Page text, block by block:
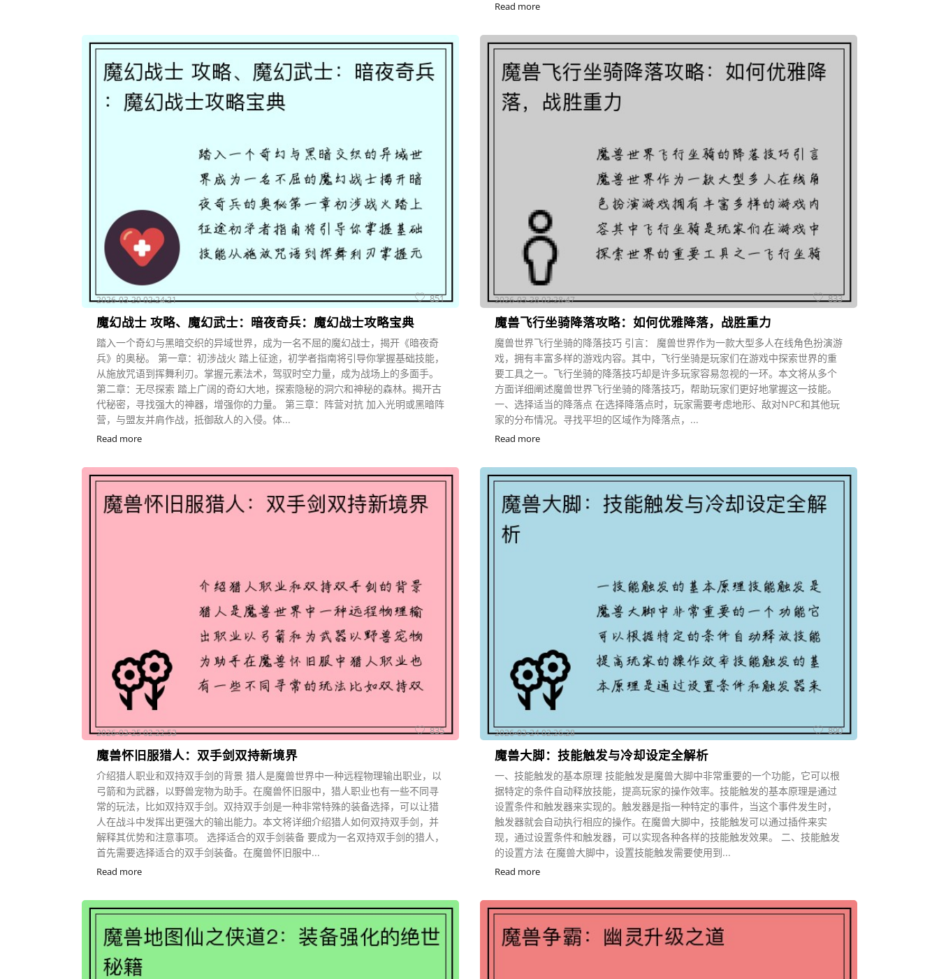
Read more
2026-03-29 02:24:21 851
魔幻战士 攻略、魔幻武士：暗夜奇兵：魔幻战士攻略宝典
踏入一个奇幻与黑暗交织的异域世界，成为一名不屈的魔幻战士，揭开《暗夜奇
兵》的奥秘。 第一章：初涉战火 踏上征途，初学者指南将引导你掌握基础技能，
从施放咒语到挥舞利刃。掌握元素法术，驾驭时空力量，成为战场上的多面手。
第二章：无尽探索 踏上广阔的奇幻大地，探索隐秘的洞穴和神秘的森林。揭开古
代秘密，寻找强大的神器，增强你的力量。 第三章：阵营对抗 加入光明或黑暗阵
营，与盟友并肩作战，抵御敌人的入侵。体...
Read more
2026-03-28 02:28:47 833
魔兽飞行坐骑降落攻略：如何优雅降落，战胜重力
魔兽世界飞行坐骑的降落技巧 引言： 魔兽世界作为一款大型多人在线角色扮演游
戏，拥有丰富多样的游戏内容。其中，飞行坐骑是玩家们在游戏中探索世界的重
要工具之一。飞行坐骑的降落技巧却是许多玩家容易忽视的一环。本文将从多个
方面详细阐述魔兽世界飞行坐骑的降落技巧，帮助玩家们更好地掌握这一技能。
一、选择适当的降落点 在选择降落点时，玩家需要考虑地形、敌对NPC和其他玩
家的分布情况。寻找平坦的区域作为降落点，...
Read more
2026-03-25 02:22:53 835
魔兽怀旧服猎人：双手剑双持新境界
介绍猎人职业和双持双手剑的背景 猎人是魔兽世界中一种远程物理输出职业，以
弓箭和为武器，以野兽宠物为助手。在魔兽怀旧服中，猎人职业也有一些不同寻
常的玩法，比如双持双手剑。双持双手剑是一种非常特殊的装备选择，可以让猎
人在战斗中发挥出更强大的输出能力。本文将详细介绍猎人如何双持双手剑，并
解释其优势和注意事项。 选择适合的双手剑装备 要成为一名双持双手剑的猎人，
首先需要选择适合的双手剑装备。在魔兽怀旧服中...
Read more
2026-03-24 02:26:28 890
魔兽大脚：技能触发与冷却设定全解析
一、技能触发的基本原理 技能触发是魔兽大脚中非常重要的一个功能，它可以根
据特定的条件自动释放技能，提高玩家的操作效率。技能触发的基本原理是通过
设置条件和触发器来实现的。触发器是指一种特定的事件，当这个事件发生时，
触发器就会自动执行相应的操作。在魔兽大脚中，技能触发可以通过插件来实
现，通过设置条件和触发器，可以实现各种各样的技能触发效果。 二、技能触发
的设置方法 在魔兽大脚中，设置技能触发需要使用到...
Read more